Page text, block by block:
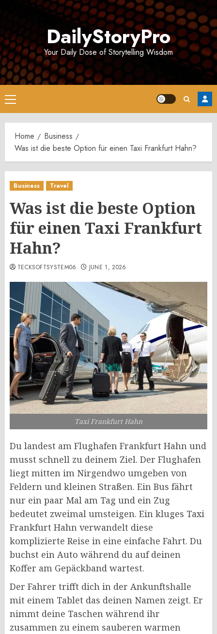
DailyStoryPro
Your Daily Dose of Storytelling Wisdom
Primary
Menu
Home
Business
Was ist die beste Option für einen Taxi Frankfurt Hahn?
Business Travel
Was ist die beste Option
für einen Taxi Frankfurt
Hahn?
TECKSOFTSYSTEM06 JUNE 1, 2026
Taxi Frankfurt Hahn
Du landest am Flughafen Frankfurt Hahn und
musst schnell zu deinem Ziel. Der Flughafen
liegt mitten im Nirgendwo umgeben von
Feldern und kleinen Straßen. Ein Bus fährt
nur ein paar Mal am Tag und ein Zug
bedeutet zweimal umsteigen. Ein kluges Taxi
Frankfurt Hahn verwandelt diese
komplizierte Reise in eine einfache Fahrt. Du
buchst ein Auto während du auf deinen
Koffer am Gepäckband wartest.
Der Fahrer trifft dich in der Ankunftshalle
mit einem Tablet das deinen Namen zeigt. Er
nimmt deine Taschen während ihr
zusammen zu einem sauberen warmen